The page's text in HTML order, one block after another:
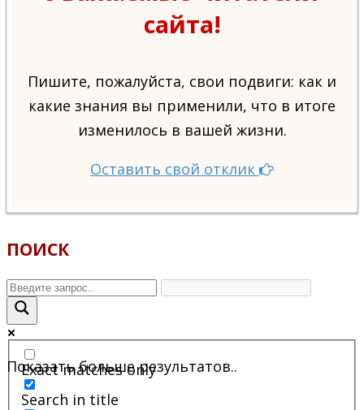
сайта!
Пишите, пожалуйста, свои подвиги: как и
какие знания вы применили, что в итоге
изменилось в вашей жизни.
Оставить свой отклик
ПОИСК
Показать больше результатов..
Exact matches only
Search in title